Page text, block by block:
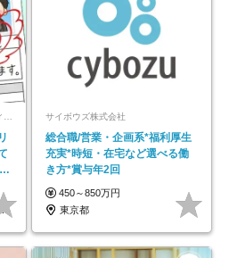
株式会社リクルートR&Dスタッフィング【リクルートグループ】 サイボウズ株式会社
総合職/営業・企画系*福利厚生
充実*時短・在宅など選べる働
き方*賞与年2回
450～850万円
東京都